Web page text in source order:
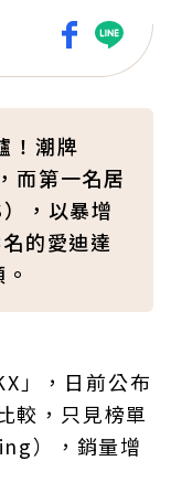
！潮牌
而第一名居
，以暴增
的愛迪達
」，日前公布
較，只見榜單
），銷量增